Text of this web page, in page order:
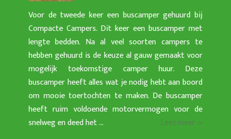
Voor de tweede keer een buscamper gehuurd bij
Compacte Campers. Dit keer een buscamper met
lengte bedden. Na al veel soorten campers te
hebben gehuurd is de keuze al gauw gemaakt voor
mogelijk toekomstige camper huur. Deze
buscamper heeft alles wat je nodig hebt aan boord
om mooie toertochten te maken. De buscamper
heeft ruim voldoende motorvermogen voor de
snelweg en deed het ...
Lees meer ->